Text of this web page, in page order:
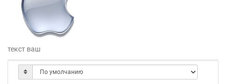
текст ваш